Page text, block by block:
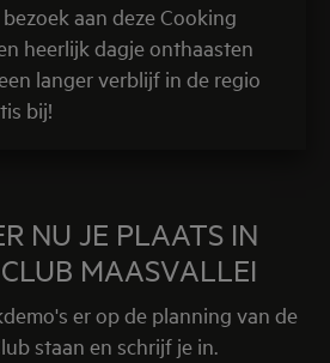
aan deze Cooking
heerlijk dagje onthaasten
langer verblijf in de regio
bij!
NU JE PLAATS IN
MAASVALLEI
er op de planning van de
staan en schrijf je in.